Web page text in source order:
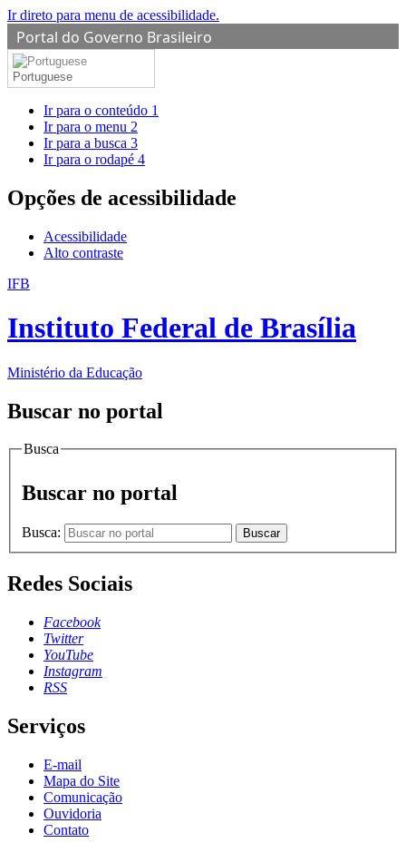
Ir direto para menu de acessibilidade.
Portal do Governo Brasileiro
Portuguese
Ir para o conteúdo 1
Ir para o menu 2
Ir para a busca 3
Ir para o rodapé 4
Opções de acessibilidade
Acessibilidade
Alto contraste
IFB
Instituto Federal de Brasília
Ministério da Educação
Buscar no portal
Busca
Buscar no portal
Busca: Buscar
Redes Sociais
Facebook
Twitter
YouTube
Instagram
RSS
Serviços
E-mail
Mapa do Site
Comunicação
Ouvidoria
Contato